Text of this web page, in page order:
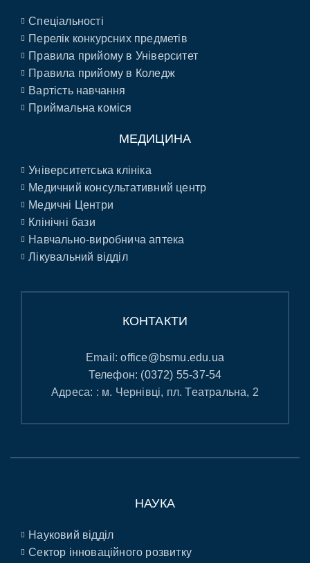
Спеціальності
Перелік конкурсних предметів
Правила прийому в Університет
Правила прийому в Коледж
Вартість навчання
Приймальна коміся
МЕДИЦИНА
Університетська клініка
Медичний консультативний центр
Медичні Центри
Клінічні бази
Навчально-виробнича аптека
Лікувальний відділ
КОНТАКТИ
Email:office@bsmu.edu.ua
Телефон: (0372) 55-37-54
Адреса: : м. Чернівці, пл. Театральна, 2
НАУКА
Науковий відділ
Сектор інноваційного розвитку